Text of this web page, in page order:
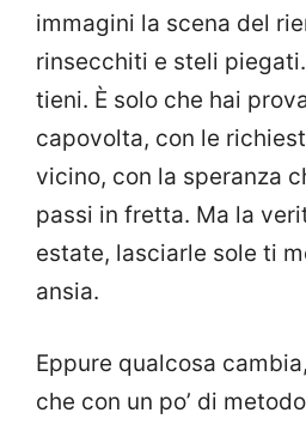
immagini la scena del
rinsecchiti e steli
tieni. È solo che hai
capovolta, con le
vicino, con la speranza
passi in fretta. Ma la
estate, lasciarle sole ti
ansia.
Eppure qualcosa
che con un po’ di